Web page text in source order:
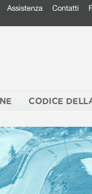
Assistenza Contatti
CODICE